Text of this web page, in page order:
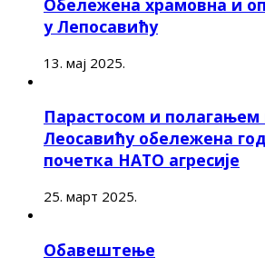
Обележена храмовна и
у Лепосавићу
13. мај 2025.
Парастосом и полагањем
Леосавићу обележена
почетка НАТО агресије
25. март 2025.
Обавештење